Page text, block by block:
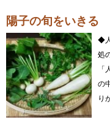
陽子の旬をいきる
◆
処
の
り